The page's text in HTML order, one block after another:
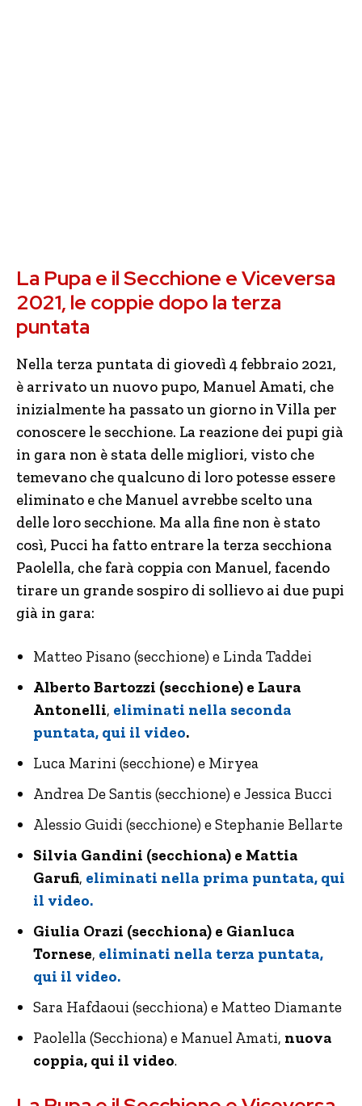
La Pupa e il Secchione e Viceversa
2021, le coppie dopo la terza
puntata
Nella terza puntata di giovedì 4 febbraio 2021,
è arrivato un nuovo pupo, Manuel Amati, che
inizialmente ha passato un giorno in Villa per
conoscere le secchione. La reazione dei pupi già
in gara non è stata delle migliori, visto che
temevano che qualcuno di loro potesse essere
eliminato e che Manuel avrebbe scelto una
delle loro secchione. Ma alla fine non è stato
così, Pucci ha fatto entrare la terza secchiona
Paolella, che farà coppia con Manuel, facendo
tirare un grande sospiro di sollievo ai due pupi
già in gara:
Matteo Pisano (secchione) e Linda Taddei
Alberto Bartozzi (secchione) e Laura
Antonelli, eliminati nella seconda
puntata, qui il video.
Luca Marini (secchione) e Miryea
Andrea De Santis (secchione) e Jessica Bucci
Alessio Guidi (secchione) e Stephanie Bellarte
Silvia Gandini (secchiona) e Mattia
Garufi, eliminati nella prima puntata, qui
il video.
Giulia Orazi (secchiona) e Gianluca
Tornese, eliminati nella terza puntata,
qui il video.
Sara Hafdaoui (secchiona) e Matteo Diamante
Paolella (Secchiona) e Manuel Amati, nuova
coppia, qui il video.